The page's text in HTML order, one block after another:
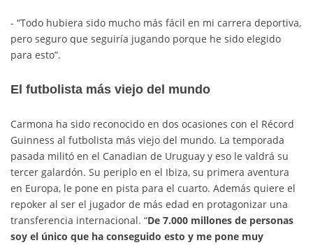
- “Todo hubiera sido mucho más fácil en mi carrera deportiva,
pero seguro que seguiría jugando porque he sido elegido
para esto”.
El futbolista más viejo del mundo
Carmona ha sido reconocido en dos ocasiones con el Récord
Guinness al futbolista más viejo del mundo. La temporada
pasada militó en el Canadian de Uruguay y eso le valdrá su
tercer galardón. Su periplo en el Ibiza, su primera aventura
en Europa, le pone en pista para el cuarto. Además quiere el
repoker al ser el jugador de más edad en protagonizar una
transferencia internacional. “De 7.000 millones de personas
soy el único que ha conseguido esto y me pone muy